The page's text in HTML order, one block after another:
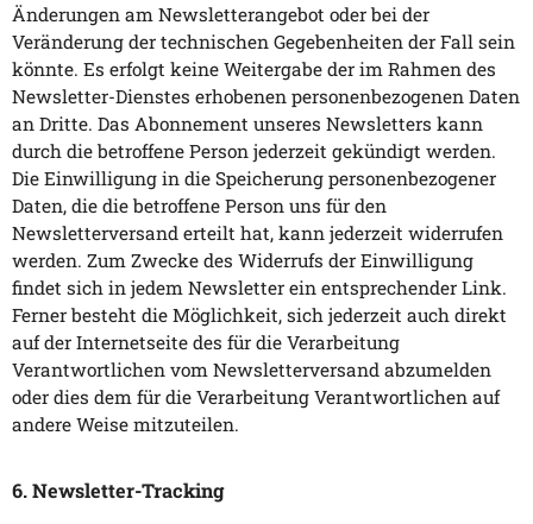
Änderungen am Newsletterangebot oder bei der
Veränderung der technischen Gegebenheiten der Fall sein
könnte. Es erfolgt keine Weitergabe der im Rahmen des
Newsletter-Dienstes erhobenen personenbezogenen Daten
an Dritte. Das Abonnement unseres Newsletters kann
durch die betroffene Person jederzeit gekündigt werden.
Die Einwilligung in die Speicherung personenbezogener
Daten, die die betroffene Person uns für den
Newsletterversand erteilt hat, kann jederzeit widerrufen
werden. Zum Zwecke des Widerrufs der Einwilligung
findet sich in jedem Newsletter ein entsprechender Link.
Ferner besteht die Möglichkeit, sich jederzeit auch direkt
auf der Internetseite des für die Verarbeitung
Verantwortlichen vom Newsletterversand abzumelden
oder dies dem für die Verarbeitung Verantwortlichen auf
andere Weise mitzuteilen.
6. Newsletter-Tracking